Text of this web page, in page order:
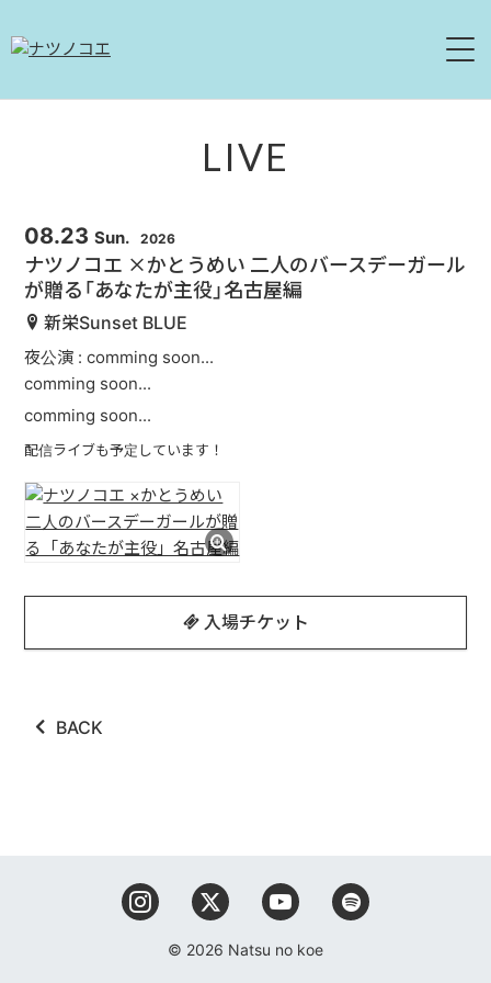
ABOUT
DISCOGRAPHY
LIVE
08.23 Sun. 2026
ナツノコエ ×かとうめい 二人のバースデーガール
が贈る「あなたが主役」名古屋編
新栄Sunset BLUE
夜公演 : comming soon...
comming soon...
comming soon...
配信ライブも予定しています！
入場チケット
BACK
© 2026 Natsu no koe